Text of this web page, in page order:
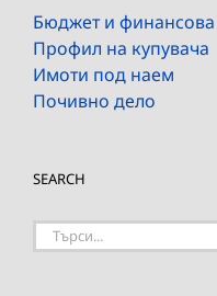
Бюджет и
Профил на купувача
Имоти под наем
Почивно дело
SEARCH
Търсене